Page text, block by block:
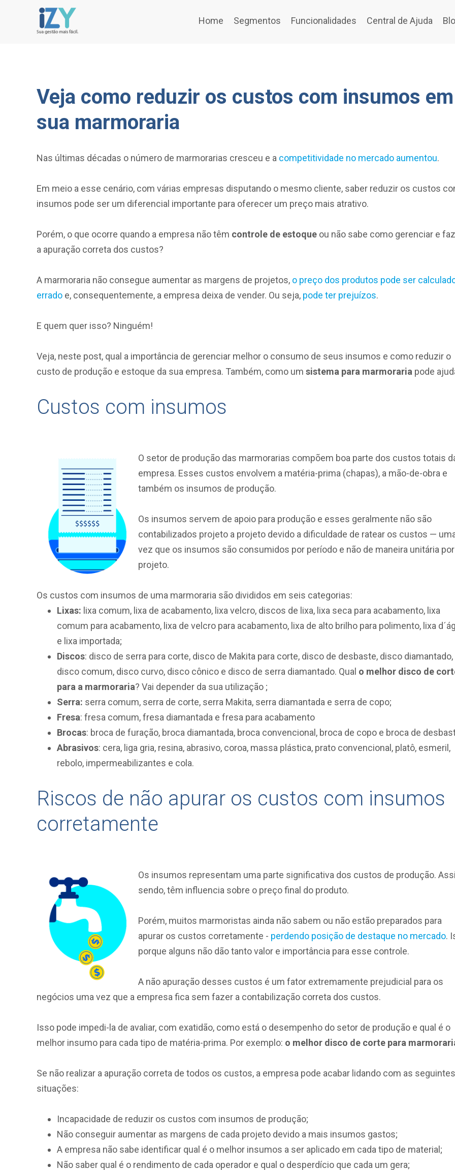
Home Segmentos Funcionalidades Central de Ajuda
Veja como reduzir os custos com insumos em
sua marmoraria
Nas últimas décadas o número de marmorarias cresceu e a competitividade no mercado aumentou.
Em meio a esse cenário, com várias empresas disputando o mesmo cliente, saber reduzir os custos
insumos pode ser um diferencial importante para oferecer um preço mais atrativo.
Porém, o que ocorre quando a empresa não têm controle de estoque ou não sabe como gerenciar e
a apuração correta dos custos?
A marmoraria não consegue aumentar as margens de projetos, o preço dos produtos pode ser
errado e, consequentemente, a empresa deixa de vender. Ou seja, pode ter prejuízos.
E quem quer isso? Ninguém!
Veja, neste post, qual a importância de gerenciar melhor o consumo de seus insumos e como reduzir o
custo de produção e estoque da sua empresa. Também, como um sistema para marmoraria pode
Custos com insumos
O setor de produção das marmorarias compõem boa parte dos custos totais
empresa. Esses custos envolvem a matéria-prima (chapas), a mão-de-obra e
também os insumos de produção.
Os insumos servem de apoio para produção e esses geralmente não são
contabilizados projeto a projeto devido a dificuldade de ratear os custos —
vez que os insumos são consumidos por período e não de maneira unitária por
projeto.
Os custos com insumos de uma marmoraria são divididos em seis categorias:
Lixas: lixa comum, lixa de acabamento, lixa velcro, discos de lixa, lixa seca para acabamento, lixa
comum para acabamento, lixa de velcro para acabamento, lixa de alto brilho para polimento, lixa
e lixa importada;
Discos: disco de serra para corte, disco de Makita para corte, disco de desbaste, disco diamantado,
disco comum, disco curvo, disco cônico e disco de serra diamantado. Qual o melhor disco de
para a marmoraria? Vai depender da sua utilização ;
Serra: serra comum, serra de corte, serra Makita, serra diamantada e serra de copo;
Fresa: fresa comum, fresa diamantada e fresa para acabamento
Brocas: broca de furação, broca diamantada, broca convencional, broca de copo e broca de
Abrasivos: cera, liga gria, resina, abrasivo, coroa, massa plástica, prato convencional, platô, esmeril,
rebolo, impermeabilizantes e cola.
Riscos de não apurar os custos com insumos
corretamente
Os insumos representam uma parte significativa dos custos de produção.
sendo, têm influencia sobre o preço final do produto.
Porém, muitos marmoristas ainda não sabem ou não estão preparados para
apurar os custos corretamente - perdendo posição de destaque no mercado.
porque alguns não dão tanto valor e importância para esse controle.
A não apuração desses custos é um fator extremamente prejudicial para os
negócios uma vez que a empresa fica sem fazer a contabilização correta dos custos.
Isso pode impedi-la de avaliar, com exatidão, como está o desempenho do setor de produção e qual é o
melhor insumo para cada tipo de matéria-prima. Por exemplo: o melhor disco de corte para
Se não realizar a apuração correta de todos os custos, a empresa pode acabar lidando com as seguintes
situações:
Incapacidade de reduzir os custos com insumos de produção;
Não conseguir aumentar as margens de cada projeto devido a mais insumos gastos;
A empresa não sabe identificar qual é o melhor insumos a ser aplicado em cada tipo de material;
Não saber qual é o rendimento de cada operador e qual o desperdício que cada um gera;